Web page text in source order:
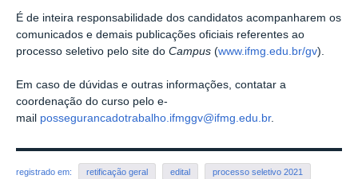
É de inteira responsabilidade dos candidatos acompanharem os
comunicados e demais publicações oficiais referentes ao
processo seletivo pelo site do Campus (www.ifmg.edu.br/gv).
Em caso de dúvidas e outras informações, contatar a
coordenação do curso pelo e-
mail possegurancadotrabalho.ifmggv@ifmg.edu.br.
registrado em: retificação geral edital processo seletivo 2021